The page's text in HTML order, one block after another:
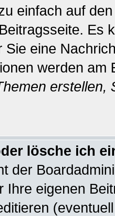
einfach auf
Es
Sie eine
werden
erstellen,
lösche ich
der
Ihre eigenen